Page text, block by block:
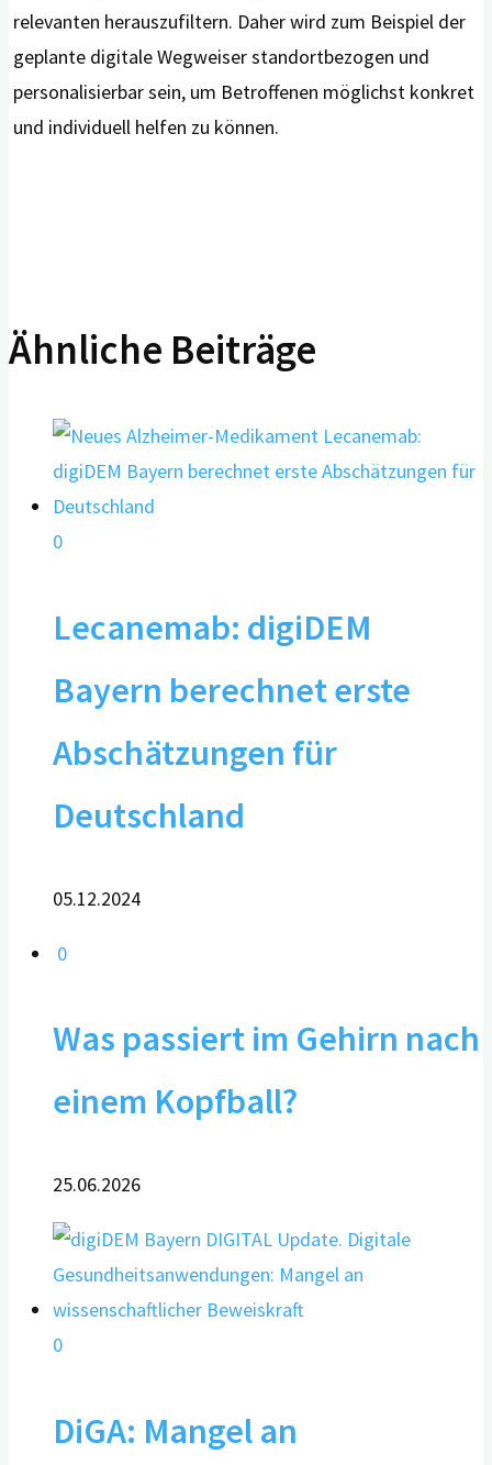
relevanten herauszufiltern. Daher wird zum Beispiel der
geplante digitale Wegweiser standortbezogen und
personalisierbar sein, um Betroffenen möglichst konkret
und individuell helfen zu können.
Ähnliche Beiträge
0
Lecanemab: digiDEM
Bayern berechnet erste
Abschätzungen für
Deutschland
05.12.2024
0
Was passiert im Gehirn nach
einem Kopfball?
25.06.2026
0
DiGA: Mangel an